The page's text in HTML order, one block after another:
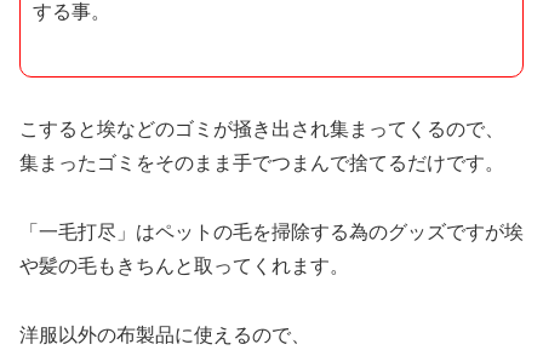
する事。
こすると埃などのゴミが掻き出され集まってくるので、
集まったゴミをそのまま手でつまんで捨てるだけです。
「一毛打尽」はペットの毛を掃除する為のグッズですが埃
や髪の毛もきちんと取ってくれます。
洋服以外の布製品に使えるので、